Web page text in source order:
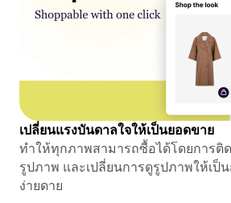
เปลี่ยนแรงบันดาลใจให้เป็นยอดขาย
ทำให้ทุกภาพสามารถซื้อได้โดยการติ
รูปภาพ และเปลี่ยนการดูรูปภาพให้เป็
ง่ายดาย